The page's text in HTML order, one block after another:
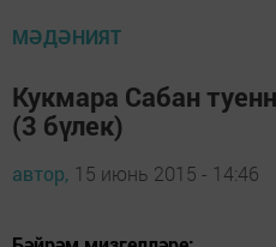
МӘДӘНИЯТ
Кукмара Сабан
(3 бүлек)
автор, 15 июнь 2015 - 14:46